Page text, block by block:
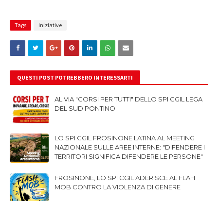
Tags iniziative
QUESTI POST POTREBBERO INTERESSARTI
AL VIA "CORSI PER TUTTI" DELLO SPI CGIL LEGA
DEL SUD PONTINO
LO SPI CGIL FROSINONE LATINA AL MEETING
NAZIONALE SULLE AREE INTERNE: "DIFENDERE I
TERRITORI SIGNIFICA DIFENDERE LE PERSONE"
FROSINONE, LO SPI CGIL ADERISCE AL FLAH
MOB CONTRO LA VIOLENZA DI GENERE